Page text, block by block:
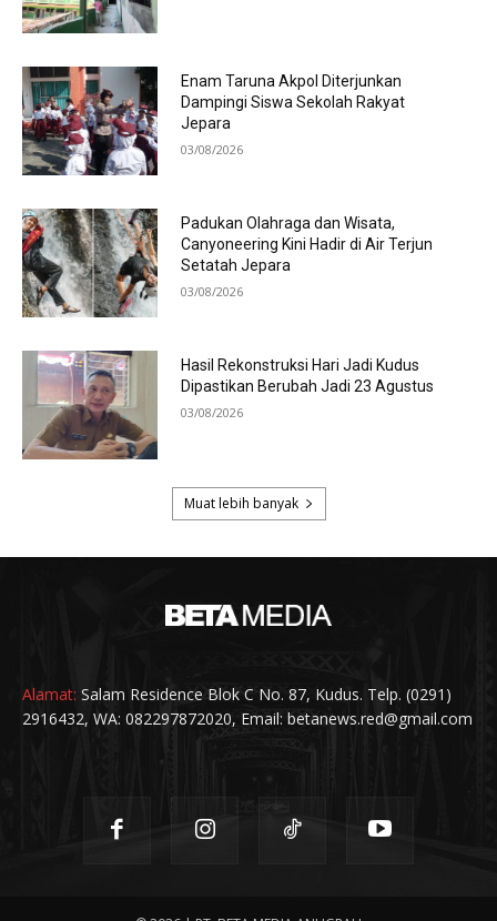
Alamat: Salam Residence Blok C No. 87, Kudus. Telp. (0291)
2916432, WA: 082297872020, Email: betanews.red@gmail.com